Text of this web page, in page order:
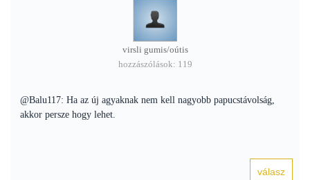
virsli gumis/oútis
hozzászólások: 119
@Balu117: Ha az új agyaknak nem kell nagyobb papucstávolság,
akkor persze hogy lehet.